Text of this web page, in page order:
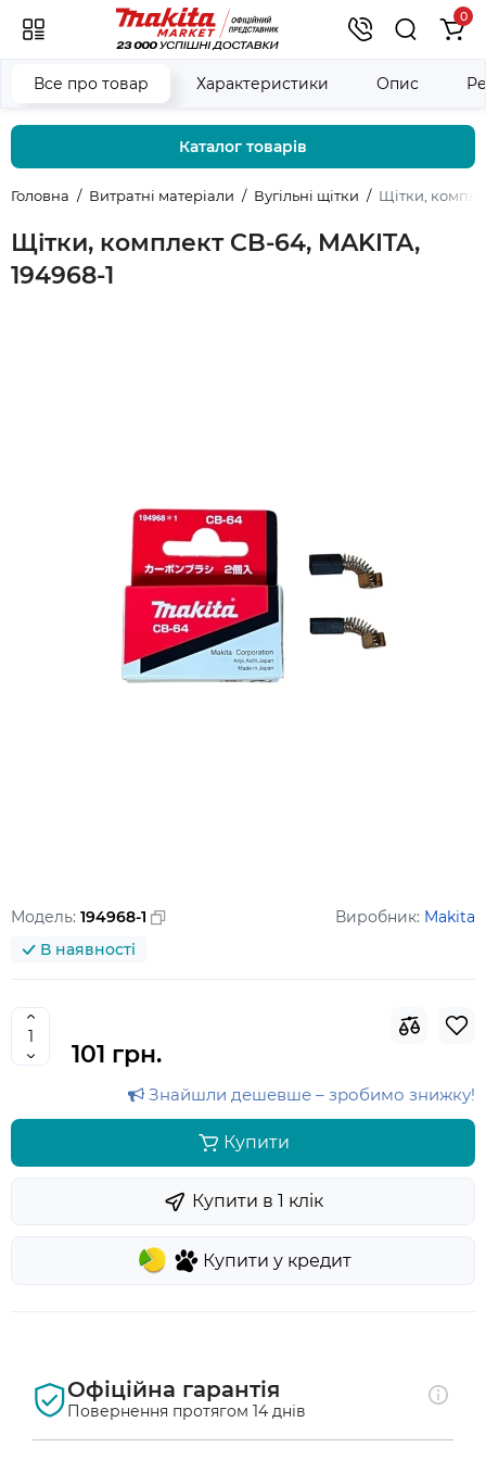
0
Каталог товарів
Головна Витратні матеріали Вугільні щітки Щітки,
Щітки, комплект CB-64, MAKITA,
194968-1
Все про товар Характеристики Опис
Модель: 194968-1 Виробник: Makita
В наявності
101 грн.
Знайшли дешевше – зробимо знижку!
Купити
Купити у кредит
Купити в 1 клiк
Офіційна гарантія
Повернення протягом 14 днів